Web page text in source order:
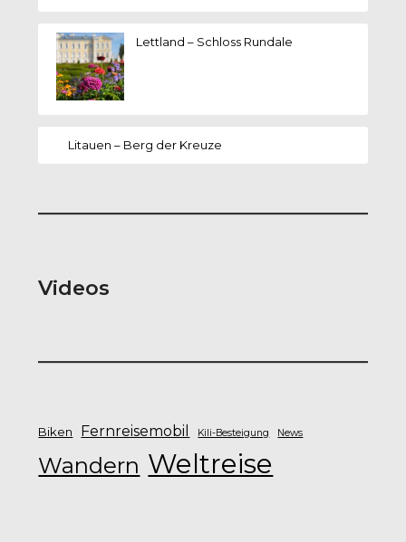
Lettland – Schloss Rundale
Litauen – Berg der Kreuze
Videos
Biken Fernreisemobil Kili-Besteigung News
Wandern Weltreise